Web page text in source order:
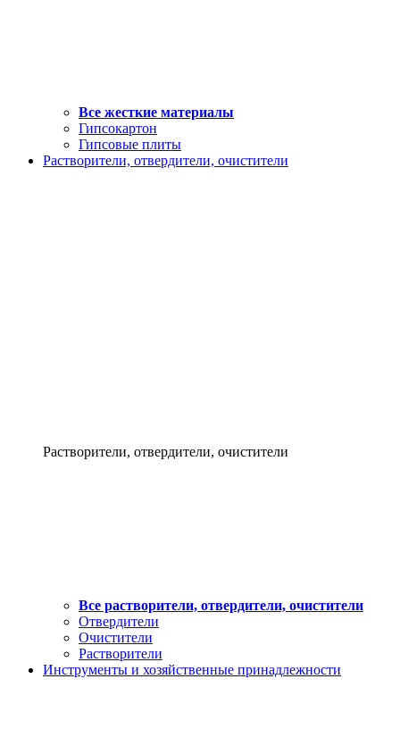
Все жесткие материалы
Гипсокартон
Гипсовые плиты
Растворители, отвердители, очистители
Растворители, отвердители, очистители
Все растворители, отвердители, очистители
Отвердители
Очистители
Растворители
Инструменты и хозяйственные принадлежности